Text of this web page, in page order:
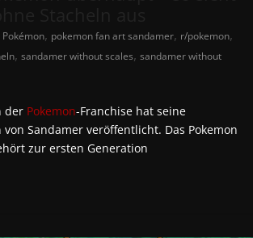
Pokémon, pokemon fan art sandamer, r/pokemon,
, sandamer without scales, sandamer without
der Pokemon-Franchise hat seine
Sandamer veröffentlicht. Das Pokemon
zur ersten Generation